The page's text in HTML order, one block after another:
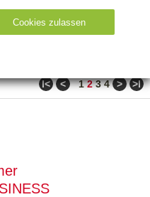
Bestseller
ǀ< < 1 2 3 4 > >ǀ
Cookies zulassen
Ty
des